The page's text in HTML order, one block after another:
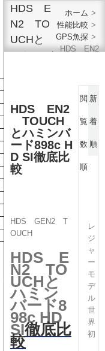
HDS E
N2 TO
UCHと
ハミンバ
徹底比較
ホーム >
性能比較 >
GPS魚探 >
HDS EN2
SI徹底比較
e
w
L
r
g
m
a
e
HDS EN2
TOUCH
とハミンバ
ード898c H
D SI徹底比
較
HDS GEN2 T
OUCH
HDS E
N2 TO
UCHと
ハミン
バード8
98c HD
SI徹底比
較
閲
覧
数
順
新
着
順
レ
ジ
ャ
ー
モ
デ
ル
世
界
初